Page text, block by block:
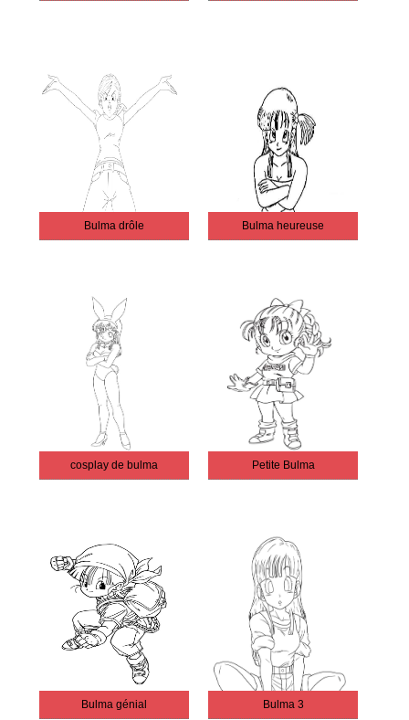
Bulma drôle Bulma heureuse
cosplay de bulma Petite Bulma
Bulma génial Bulma 3